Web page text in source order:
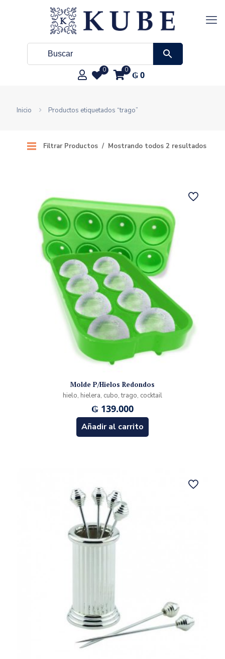
0 0 ₲0
Inicio Productos etiquetados “trago”
Filtrar Productos Mostrando todos 2 resultados
Molde P/Hielos Redondos
hielo, hielera, cubo, trago, cocktail
₲ 139.000
Añadir al carrito